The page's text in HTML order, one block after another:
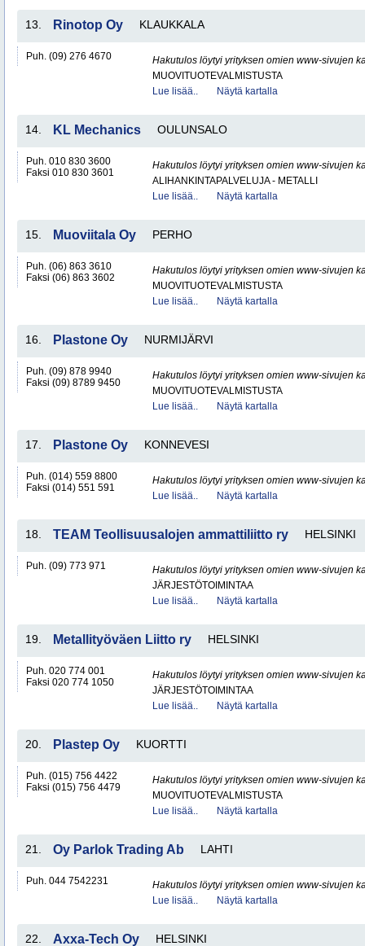
13. Rinotop Oy KLAUKKALA
Puh. (09) 276 4670
Hakutulos löytyi yrityksen omien www-sivujen
MUOVITUOTEVALMISTUSTA
Lue lisää..
Näytä kartalla
14. KL Mechanics OULUNSALO
Puh. 010 830 3600
Faksi 010 830 3601
Hakutulos löytyi yrityksen omien www-sivujen
ALIHANKINTAPALVELUJA - METALLI
Lue lisää..
Näytä kartalla
15. Muoviitala Oy PERHO
Puh. (06) 863 3610
Faksi (06) 863 3602
Hakutulos löytyi yrityksen omien www-sivujen
MUOVITUOTEVALMISTUSTA
Lue lisää..
Näytä kartalla
16. Plastone Oy NURMIJÄRVI
Puh. (09) 878 9940
Faksi (09) 8789 9450
Hakutulos löytyi yrityksen omien www-sivujen
MUOVITUOTEVALMISTUSTA
Lue lisää..
Näytä kartalla
17. Plastone Oy KONNEVESI
Puh. (014) 559 8800
Faksi (014) 551 591
Hakutulos löytyi yrityksen omien www-sivujen
Lue lisää..
Näytä kartalla
18. TEAM Teollisuusalojen ammattiliitto ry HELSINKI
Puh. (09) 773 971
Hakutulos löytyi yrityksen omien www-sivujen
JÄRJESTÖTOIMINTAA
Lue lisää..
Näytä kartalla
19. Metallityöväen Liitto ry HELSINKI
Puh. 020 774 001
Faksi 020 774 1050
Hakutulos löytyi yrityksen omien www-sivujen
JÄRJESTÖTOIMINTAA
Lue lisää..
Näytä kartalla
20. Plastep Oy KUORTTI
Puh. (015) 756 4422
Faksi (015) 756 4479
Hakutulos löytyi yrityksen omien www-sivujen
MUOVITUOTEVALMISTUSTA
Lue lisää..
Näytä kartalla
21. Oy Parlok Trading Ab LAHTI
Puh. 044 7542231
Hakutulos löytyi yrityksen omien www-sivujen
Lue lisää..
Näytä kartalla
22. Axxa-Tech Oy HELSINKI